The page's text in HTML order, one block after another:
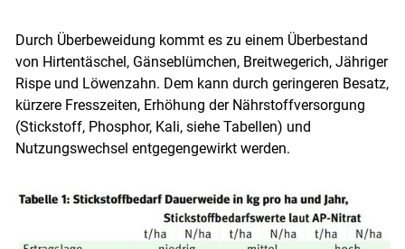
Durch Überbeweidung kommt es zu einem Überbestand
von Hirtentäschel, Gänseblümchen, Breitwegerich, Jähriger
Rispe und Löwenzahn. Dem kann durch geringeren Besatz,
kürzere Fresszeiten, Erhöhung der Nährstoffversorgung
(Stickstoff, Phosphor, Kali, siehe Tabellen) und
Nutzungswechsel entgegengewirkt werden.